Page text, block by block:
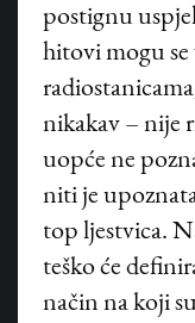
postignu
hitovi mogu
nikakav – nije
uopće ne
niti je
top ljestvica.
teško će
način na koji